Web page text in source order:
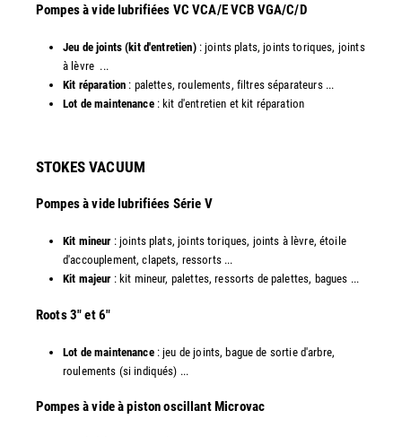
​Pompes à vide lubrifiées VC VCA/E VCB VGA/C/D
Jeu de joints (kit d'entretien) : joints plats, joints toriques, joints
à lèvre ...
Kit réparation : palettes, roulements, filtres séparateurs ...
Lot de maintenance: kit d'entretien et kit réparation​
STOKES VACUUM
Pompes à vide lubrifiées Série V
Kit mineur : joints plats, joints toriques, joints à lèvre, étoile
d'accouplement, clapets, ressorts ...
Kit majeur : kit mineur, palettes, ressorts de palettes, bagues ...
​Roots 3" et 6"
Lot de maintenance: jeu de joints, bague de sortie d'arbre,
roulements (si indiqués) ...
​​Pompes à vide à piston oscillant Microvac